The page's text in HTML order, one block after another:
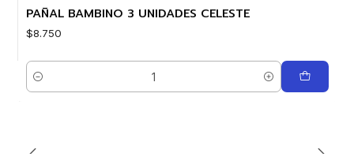
PAÑAL BAMBINO 3 UNIDADES CELESTE
$8.750
Cantidad